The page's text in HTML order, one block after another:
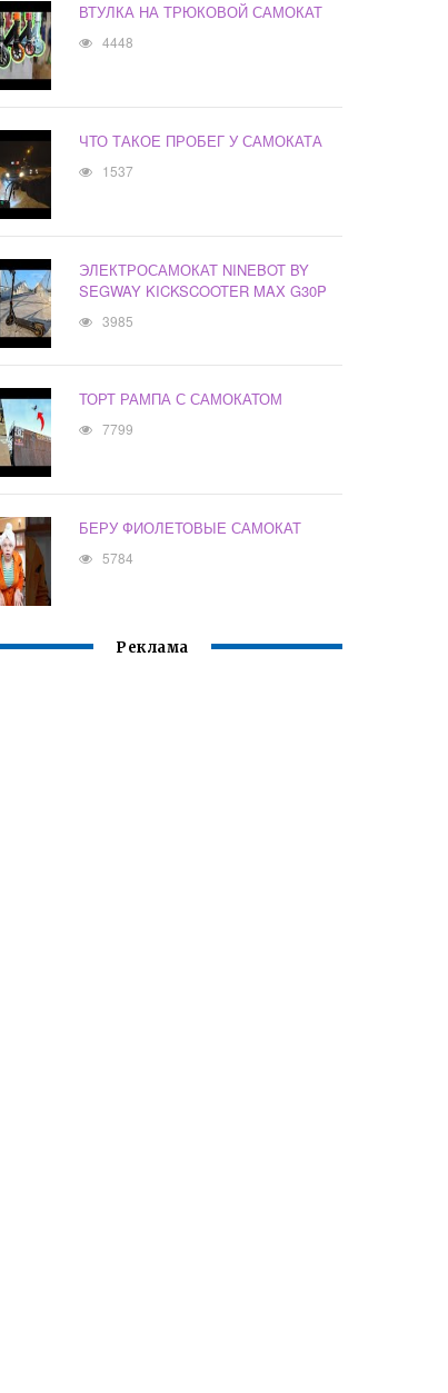
ВТУЛКА НА ТРЮКОВОЙ САМОКАТ
4448
ЧТО ТАКОЕ ПРОБЕГ У САМОКАТА
1537
ЭЛЕКТРОСАМОКАТ NINEBOT BY
SEGWAY KICKSCOOTER MAX G30P
3985
ТОРТ РАМПА С САМОКАТОМ
7799
БЕРУ ФИОЛЕТОВЫЕ САМОКАТ
5784
Реклама